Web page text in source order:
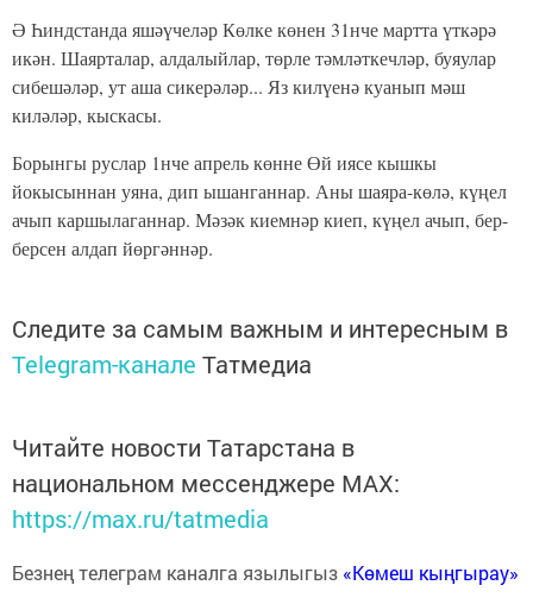
Ә Һиндстанда яшәүчеләр Көлке көнен 31нче мартта үткәрә
икән. Шаярталар, алдалыйлар, төрле тәмләткечләр, буяулар
сибешәләр, ут аша сикерәләр... Яз килүенә куанып мәш
киләләр, кыскасы.
Борынгы руслар 1нче апрель көнне Өй иясе кышкы
йокысыннан уяна, дип ышанганнар. Аны шаяра-көлә, күңел
ачып каршылаганнар. Мәзәк киемнәр киеп, күңел ачып, бер-
берсен алдап йөргәннәр.
Следите за самым важным и интересным в
Telegram-канале Татмедиа
Читайте новости Татарстана в
национальном мессенджере MАХ:
https://max.ru/tatmedia
Безнең телеграм каналга язылыгыз «Көмеш кыңгырау»